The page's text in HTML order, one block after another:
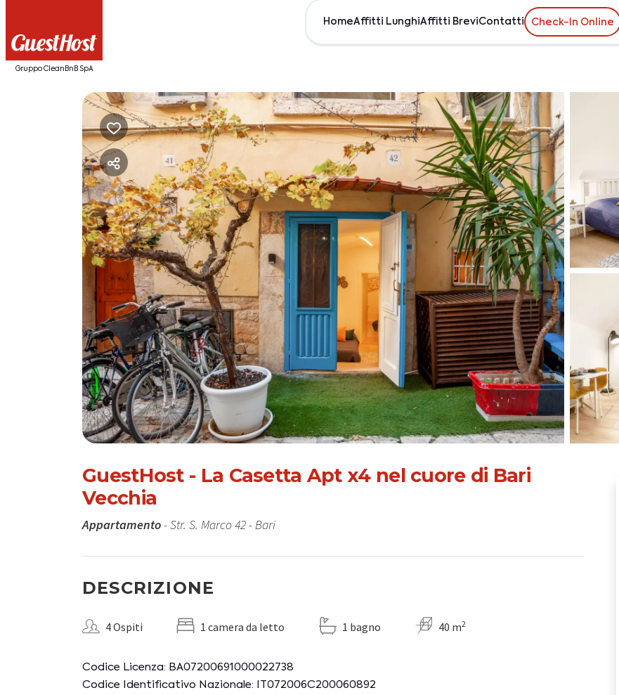
Gruppo CleanBnB SpA
HomeAffitti LunghiAffitti BreviContatti
Check-In Online
GuestHost - La Casetta Apt x4 nel cuore di Bari
Vecchia
Appartamento- Str. S. Marco 42 - Bari
DESCRIZIONE
4 Ospiti 1 camera da letto 1 bagno 40 m2
Codice Licenza: BA07200691000022738
Codice Identificativo Nazionale: IT072006C200060892